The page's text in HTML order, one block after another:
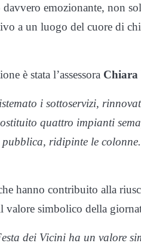
emozionante, non
a un luogo del cuore di
è stata l’assessora Chiara
i sottoservizi,
quattro impianti
ridipinte le
hanno contribuito alla
valore simbolico della
dei Vicini ha un valore